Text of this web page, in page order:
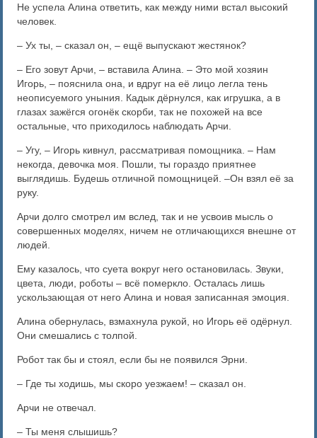
Не успела Алина ответить, как между ними встал высокий
человек.
– Ух ты, – сказал он, – ещё выпускают жестянок?
– Его зовут Арчи, – вставила Алина. – Это мой хозяин
Игорь, ‒ пояснила она, и вдруг на её лицо легла тень
неописуемого уныния. Кадык дёрнулся, как игрушка, а в
глазах зажёгся огонёк скорби, так не похожей на все
остальные, что приходилось наблюдать Арчи.
– Угу, – Игорь кивнул, рассматривая помощника. – Нам
некогда, девочка моя. Пошли, ты гораздо приятнее
выглядишь. Будешь отличной помощницей. –Он взял её за
руку.
Арчи долго смотрел им вслед, так и не усвоив мысль о
совершенных моделях, ничем не отличающихся внешне от
людей.
Ему казалось, что суета вокруг него остановилась. Звуки,
цвета, люди, роботы ‒ всё померкло. Осталась лишь
ускользающая от него Алина и новая записанная эмоция.
Алина обернулась, взмахнула рукой, но Игорь её одёрнул.
Они смешались с толпой.
Робот так бы и стоял, если бы не появился Эрни.
– Где ты ходишь, мы скоро уезжаем! – сказал он.
Арчи не отвечал.
– Ты меня слышишь?